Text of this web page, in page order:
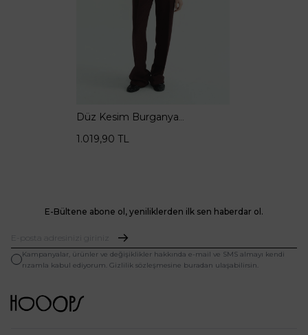
Düz Kesim Burganya
1.019,90 TL
E-Bültene abone ol, yeniliklerden ilk sen haberdar ol.
Kampanyalar, ürünler ve değişiklikler hakkında e-mail ve SMS almayı kendi
rızamla kabul ediyorum. Gizlilik sözleşmesine buradan ulaşabilirsin.